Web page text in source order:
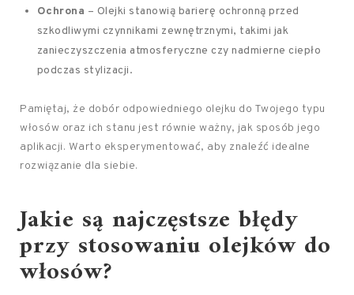
Ochrona – Olejki stanowią barierę ochronną przed
szkodliwymi czynnikami zewnętrznymi, takimi jak
zanieczyszczenia atmosferyczne czy nadmierne ciepło
podczas stylizacji.
Pamiętaj, że dobór odpowiedniego olejku do Twojego typu
włosów oraz ich stanu jest równie ważny, jak sposób jego
aplikacji. Warto eksperymentować, aby znaleźć idealne
rozwiązanie dla siebie.
Jakie są najczęstsze błędy
przy stosowaniu olejków do
włosów?